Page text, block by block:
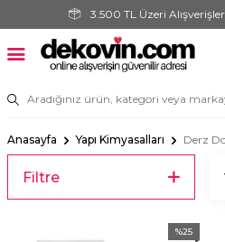
3.500 TL Üzeri
Anasayfa Yapı Kimyasalları Derz
Filtre
%25